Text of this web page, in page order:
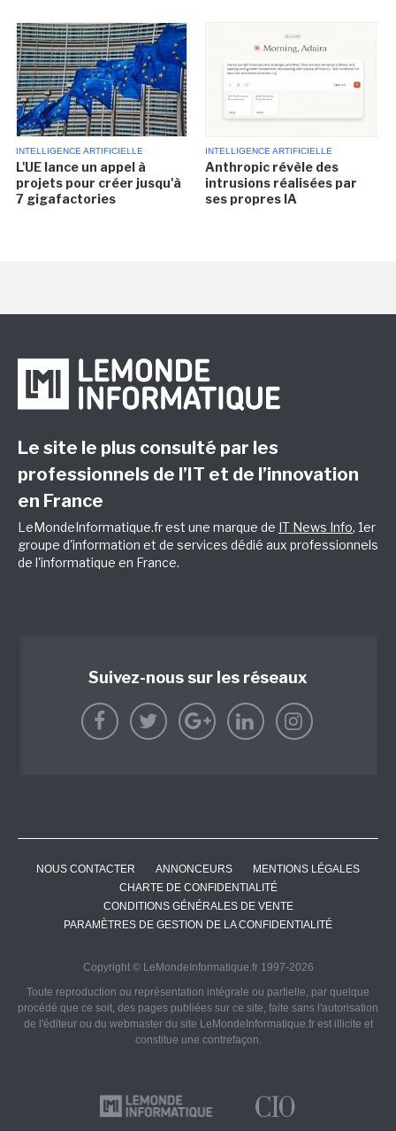
INTELLIGENCE ARTIFICIELLE
L'UE lance un appel à
projets pour créer jusqu'à
7 gigafactories
INTELLIGENCE ARTIFICIELLE
Anthropic révèle des
intrusions réalisées par
ses propres IA
Le site le plus consulté par les
professionnels de l’IT et de l’innovation
en France
LeMondeInformatique.fr est une marque de IT News Info, 1er
groupe d'information et de services dédié aux professionnels
de l'informatique en France.
Suivez-nous sur les réseaux
NOUS CONTACTER ANNONCEURS
MENTIONS LÉGALES
CHARTE DE CONFIDENTIALITÉ
CONDITIONS GÉNÉRALES DE VENTE
PARAMÈTRES DE GESTION DE LA CONFIDENTIALITÉ
Copyright © LeMondeInformatique.fr 1997-2026
Toute reproduction ou représentation intégrale ou partielle, par quelque
procédé que ce soit, des pages publiées sur ce site, faite sans l'autorisation
de l'éditeur ou du webmaster du site LeMondeInformatique.fr est illicite et
constitue une contrefaçon.